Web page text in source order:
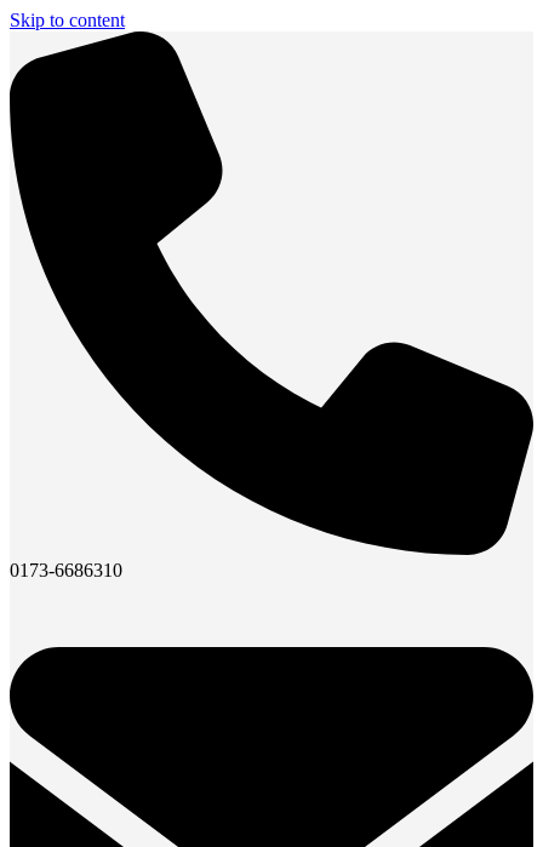
Skip to content
0173-6686310